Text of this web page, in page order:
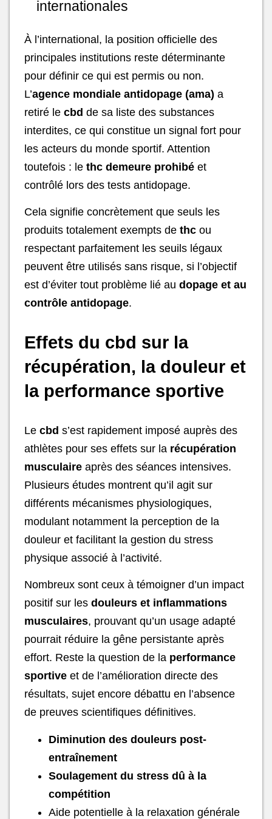
internationales
À l’international, la position officielle des
principales institutions reste déterminante
pour définir ce qui est permis ou non.
L’agence mondiale antidopage (ama) a
retiré le cbd de sa liste des substances
interdites, ce qui constitue un signal fort pour
les acteurs du monde sportif. Attention
toutefois : le thc demeure prohibé et
contrôlé lors des tests antidopage.
Cela signifie concrètement que seuls les
produits totalement exempts de thc ou
respectant parfaitement les seuils légaux
peuvent être utilisés sans risque, si l’objectif
est d’éviter tout problème lié au dopage et au
contrôle antidopage.
Effets du cbd sur la
récupération, la douleur et
la performance sportive
Le cbd s’est rapidement imposé auprès des
athlètes pour ses effets sur la récupération
musculaire après des séances intensives.
Plusieurs études montrent qu’il agit sur
différents mécanismes physiologiques,
modulant notamment la perception de la
douleur et facilitant la gestion du stress
physique associé à l’activité.
Nombreux sont ceux à témoigner d’un impact
positif sur les douleurs et inflammations
musculaires, prouvant qu’un usage adapté
pourrait réduire la gêne persistante après
effort. Reste la question de la performance
sportive et de l’amélioration directe des
résultats, sujet encore débattu en l’absence
de preuves scientifiques définitives.
Diminution des douleurs post-
entraînement
Soulagement du stress dû à la
compétition
Aide potentielle à la relaxation générale